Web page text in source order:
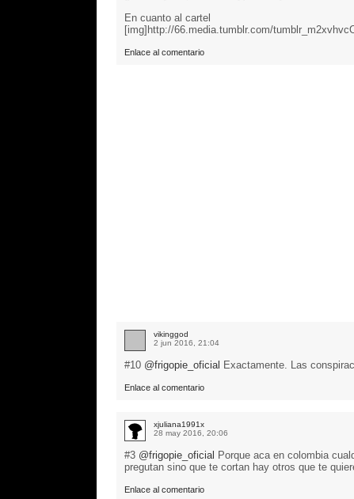
En cuanto al cartel
[img]http://66.media.tumblr.com/
Enlace al comentario
vikinggod
2 jun 2016, 21:04
#10 @frigopie_oficial Exactamente. Las
Enlace al comentario
xjuliana1991x
28 may 2016, 20:06
#3 @frigopie_oficial Porque aca en colombia
pregutan sino que te cortan hay otros que te
Enlace al comentario